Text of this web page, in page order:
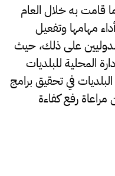
قامت به خلال العام
مهامها وتفعيل
الدوليين على ذلك، حيث
الإدارة المحلية للبلديات
في تحقيق برامج
رفع كفاءة